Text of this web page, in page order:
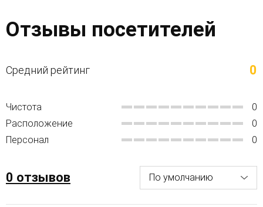
Отзывы посетителей
Средний рейтинг 0
Чистота
0
Расположение
0
Персонал
0
0 отзывов